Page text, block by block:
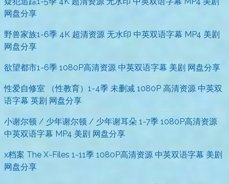
网盘分享
野兽家族1-6季 4K 超清资源 无水印 中英双语字幕 MP4 美剧
网盘分享
欲望都市1-6季 1080P高清资源 中英双语字幕 美剧 网盘分享
性爱自修室 （性教育）1-4季 未删减 1080P 高清资源 中英双
语字幕 英剧 网盘分享
小谢尔顿 / 少年谢尔顿 / 少年谢耳朵 1-7季 1080P高清资源
中英双语字幕 MP4 美剧 网盘分享
x档案 The X-Files 1-11季 1080P高清资源 中英双语字幕 美剧
网盘分享